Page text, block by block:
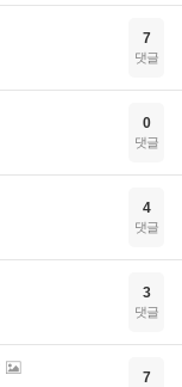
7
댓글
0
댓글
4
댓글
3
댓글
7